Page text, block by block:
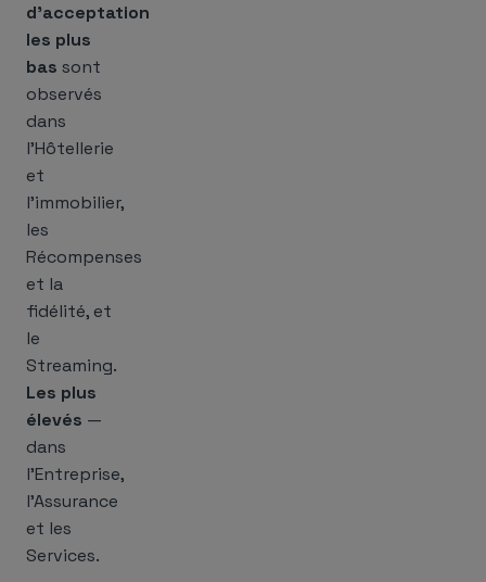
d’acceptation
les plus
bas sont
observés
dans
l’Hôtellerie
et
l’immobilier,
les
Récompenses
et la
fidélité, et
le
Streaming.
Les plus
élevés —
dans
l’Entreprise,
l’Assurance
et les
Services.